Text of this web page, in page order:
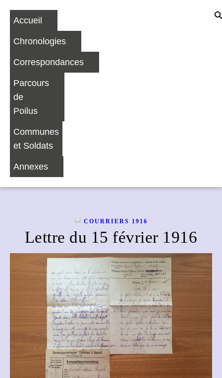
Accueil
Chronologies
Correspondances
Parcours
de
Poilus
Communes
et Soldats
Annexes
COURRIERS 1916
Lettre du 15 février 1916